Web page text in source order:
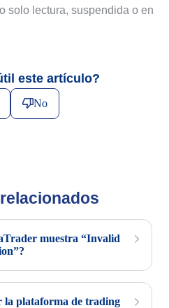
solo lectura, suspendida o en
este artículo?
No
muestra “Invalid
la plataforma de trading